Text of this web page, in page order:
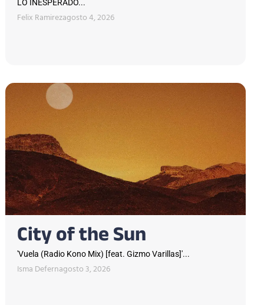
LO INESPERADO...
Felix Ramirezagosto 4, 2026
City of the Sun
'Vuela (Radio Kono Mix) [feat. Gizmo Varillas]'...
Isma Defernagosto 3, 2026